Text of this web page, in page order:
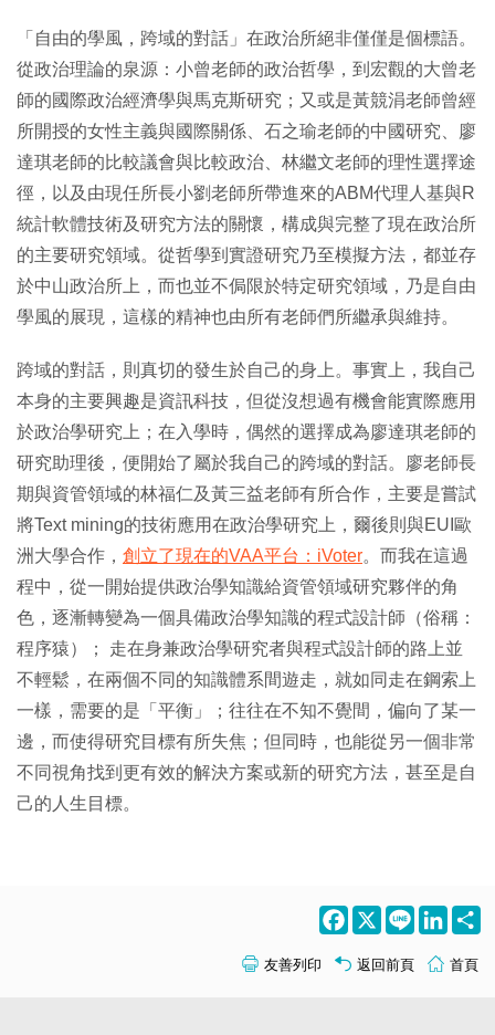
「自由的學風，跨域的對話」在政治所絕非僅僅是個標語。
從政治理論的泉源：小曾老師的政治哲學，到宏觀的大曾老
師的國際政治經濟學與馬克斯研究；又或是黃競涓老師曾經
所開授的女性主義與國際關係、石之瑜老師的中國研究、廖
達琪老師的比較議會與比較政治、林繼文老師的理性選擇途
徑，以及由現任所長小劉老師所帶進來的ABM代理人基與R
統計軟體技術及研究方法的關懷，構成與完整了現在政治所
的主要研究領域。從哲學到實證研究乃至模擬方法，都並存
於中山政治所上，而也並不侷限於特定研究領域，乃是自由
學風的展現，這樣的精神也由所有老師們所繼承與維持。
跨域的對話，則真切的發生於自己的身上。事實上，我自己
本身的主要興趣是資訊科技，但從沒想過有機會能實際應用
於政治學研究上；在入學時，偶然的選擇成為廖達琪老師的
研究助理後，便開始了屬於我自己的跨域的對話。廖老師長
期與資管領域的林福仁及黃三益老師有所合作，主要是嘗試
將Text mining的技術應用在政治學研究上，爾後則與EUI歐
洲大學合作， 創立了現在的VAA平台：iVoter。而我在這過
程中，從一開始提供政治學知識給資管領域研究夥伴的角
色，逐漸轉變為一個具備政治學知識的程式設計師（俗稱：
程序猿）； 走在身兼政治學研究者與程式設計師的路上並
不輕鬆，在兩個不同的知識體系間遊走，就如同走在鋼索上
一樣，需要的是「平衡」；往往在不知不覺間，偏向了某一
邊，而使得研究目標有所失焦；但同時，也能從另一個非常
不同視角找到更有效的解決方案或新的研究方法，甚至是自
己的人生目標。
Facebook
X Line
友善列印 返回前頁 首頁